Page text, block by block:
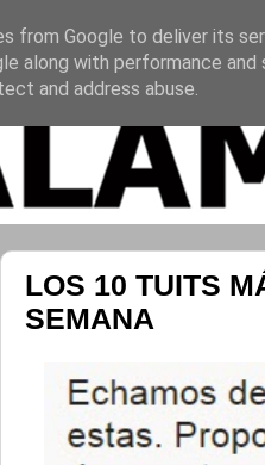
LOS 10 TUITS
SEMANA
from Google to deliver its
along with performance
and address abuse.